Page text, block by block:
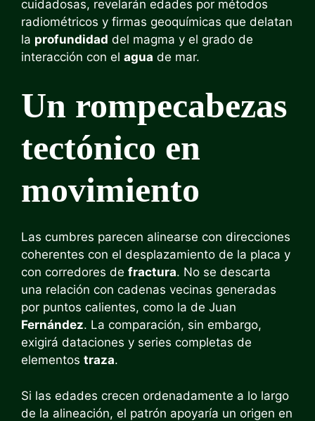
cuidadosas, revelarán edades por métodos
radiométricos y firmas geoquímicas que delatan
la profundidad del magma y el grado de
interacción con el agua de mar.
Un rompecabezas
tectónico en
movimiento
Las cumbres parecen alinearse con direcciones
coherentes con el desplazamiento de la placa y
con corredores de fractura. No se descarta
una relación con cadenas vecinas generadas
por puntos calientes, como la de Juan
Fernández. La comparación, sin embargo,
exigirá dataciones y series completas de
elementos traza.
Si las edades crecen ordenadamente a lo largo
de la alineación, el patrón apoyaría un origen en